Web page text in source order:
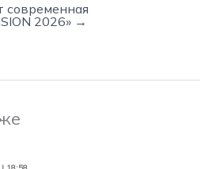
современная
2026» →